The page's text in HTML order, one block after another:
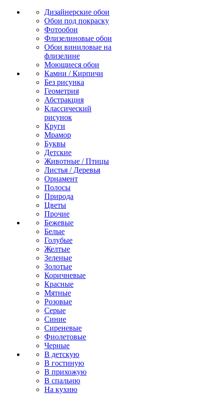
Дизайнерские обои
Обои под покраску
Фотообои
Флизелиновые обои
Обои виниловые на
флизелине
Моющиеся обои
Камни / Кирпичи
Без рисунка
Геометрия
Абстракция
Классический
рисунок
Круги
Мрамор
Буквы
Детские
Животные / Птицы
Листья / Деревья
Орнамент
Полосы
Природа
Цветы
Прочие
Бежевые
Белые
Голубые
Желтые
Зеленые
Золотые
Коричневые
Красные
Мятные
Розовые
Серые
Синие
Сиреневые
Фиолетовые
Черные
В детскую
В гостиную
В прихожую
В спальню
На кухню